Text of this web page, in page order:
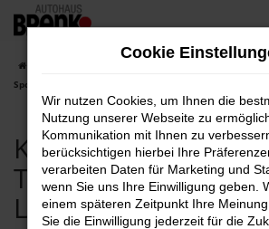
Zum
springen
Sportage Tageszulassung Angebote mit Lieferservice
Kia Pforzheim, Kia
Tageszulassung
Lieferservice nach
Cookie
Wir nutzen Cookies, um Ihnen die
Nutzung unserer Webseite zu
Kommunikation mit Ihnen zu
berücksichtigen hierbei Ihre
verarbeiten Daten für Marketing und
wenn Sie uns Ihre Einwilligung geben.
einem späteren Zeitpunkt Ihre
Sie die Einwilligung jederzeit für die